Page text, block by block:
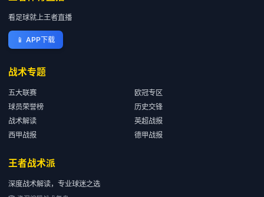
看足球就上王者直播
📱 APP下载
战术专题
五大联赛
欧冠专区
球员荣誉榜
历史交锋
战术解读
英超战报
西甲战报
德甲战报
王者战术派
深度战术解读，专业球迷之选